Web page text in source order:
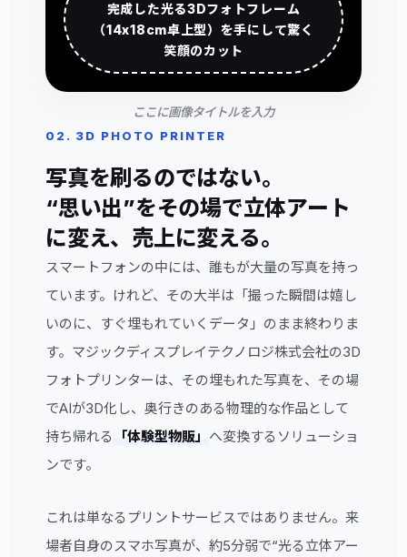
完成した光る3Dフォトフレーム
（14x18cm卓上型）を手にして驚く
笑顔のカット
ここに画像タイトルを入力
02. 3D PHOTO PRINTER
写真を刷るのではない。
“思い出”をその場で立体アート
に変え、売上に変える。
スマートフォンの中には、誰もが大量の写真を持っ
ています。けれど、その大半は「撮った瞬間は嬉し
いのに、すぐ埋もれていくデータ」のまま終わりま
す。マジックディスプレイテクノロジ株式会社の3D
フォトプリンターは、その埋もれた写真を、その場
でAIが3D化し、奥行きのある物理的な作品として
持ち帰れる
「体験型物販」 へ変換するソリューショ
ンです。
これは単なるプリントサービスではありません。来
場者自身のスマホ写真が、約5分弱で“光る立体アー